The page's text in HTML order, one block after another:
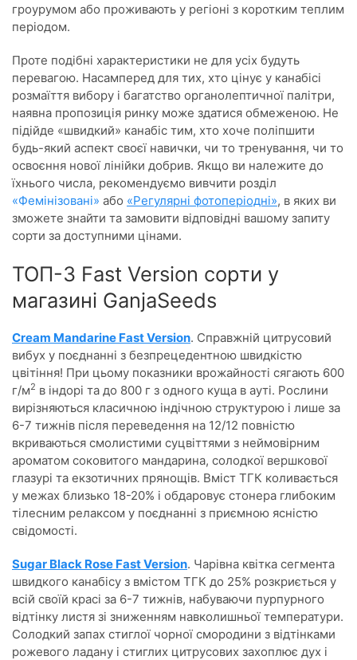
гроурумом або проживають у регіоні з коротким теплим
періодом.
Проте подібні характеристики не для усіх будуть
перевагою. Насамперед для тих, хто цінує у канабісі
розмаїття вибору і багатство органолептичної палітри,
наявна пропозиція ринку може здатися обмеженою. Не
підійде «швидкий» канабіс тим, хто хоче поліпшити
будь-який аспект своєї навички, чи то тренування, чи то
освоєння нової лінійки добрив. Якщо ви належите до
їхнього числа, рекомендуємо вивчити розділ
«Фемінізовані» або «Регулярні фотоперіодні», в яких ви
зможете знайти та замовити відповідні вашому запиту
сорти за доступними цінами.
ТОП-3 Fast Version сорти y
магазині GanjaSeeds
Cream Mandarine Fast Version. Справжній цитрусовий
вибух у поєднанні з безпрецедентною швидкістю
цвітіння! При цьому показники врожайності сягають 600
г/м2 в індорі та до 800 г з одного куща в ауті. Рослини
вирізняються класичною індічною структурою і лише за
6-7 тижнів після переведення на 12/12 повністю
вкриваються смолистими суцвіттями з неймовірним
ароматом соковитого мандарина, солодкої вершкової
глазурі та екзотичних прянощів. Вміст ТГК коливається
у межах близько 18-20% і обдаровує стонера глибоким
тілесним релаксом у поєднанні з приємною ясністю
свідомості.
Sugar Black Rose Fast Version. Чарівна квітка сегмента
швидкого канабісу з вмістом ТГК до 25% розкриється у
всій своїй красі за 6-7 тижнів, набуваючи пурпурного
відтінку листя зі зниженням навколишньої температури.
Солодкий запах стиглої чорної смородини з відтінками
рожевого ладану і стиглих цитрусових захоплює дух і